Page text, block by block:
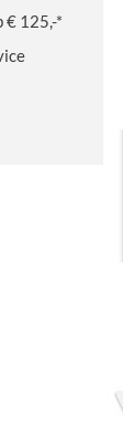
€ 125,-*